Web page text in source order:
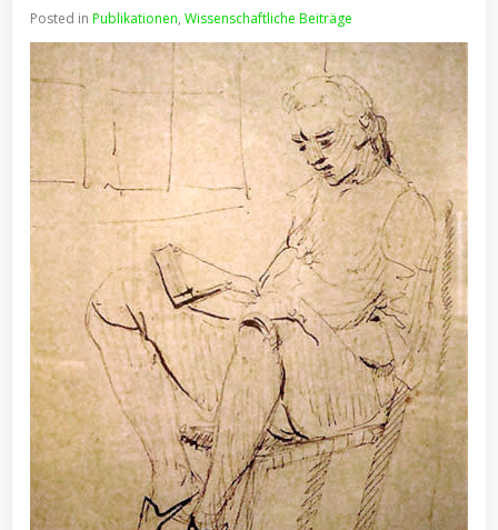
Posted inPublikationen,Wissenschaftliche Beiträge